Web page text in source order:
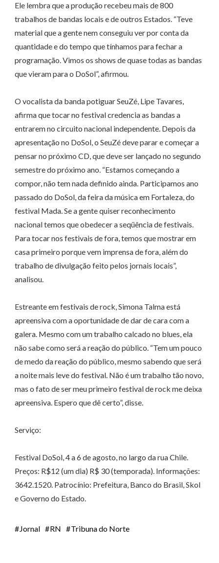
Ele lembra que a produção recebeu mais de 800
trabalhos de bandas locais e de outros Estados. “Teve
material que a gente nem conseguiu ver por conta da
quantidade e do tempo que tínhamos para fechar a
programação. Vimos os shows de quase todas as bandas
que vieram para o DoSol”, afirmou.
O vocalista da banda potiguar SeuZé, Lipe Tavares,
afirma que tocar no festival credencia as bandas a
entrarem no circuito nacional independente. Depois da
apresentação no DoSol, o SeuZé deve parar e começar a
pensar no próximo CD, que deve ser lançado no segundo
semestre do próximo ano. “Estamos começando a
compor, não tem nada definido ainda. Participamos ano
passado do DoSol, da feira da música em Fortaleza, do
festival Mada. Se a gente quiser reconhecimento
nacional temos que obedecer a seqüência de festivais.
Para tocar nos festivais de fora, temos que mostrar em
casa primeiro porque vem imprensa de fora, além do
trabalho de divulgação feito pelos jornais locais”,
analisou.
Estreante em festivais de rock, Simona Talma está
apreensiva com a oportunidade de dar de cara com a
galera. Mesmo com um trabalho calcado no blues, ela
não sabe como será a reação do público. “Tem um pouco
de medo da reação do público, mesmo sabendo que será
a noite mais leve do festival. Não é um trabalho tão novo,
mas o fato de ser meu primeiro festival de rock me deixa
apreensiva. Espero que dê certo”, disse.
Serviço:
Festival DoSol, 4 a 6 de agosto, no largo da rua Chile.
Preços: R$12 (um dia) R$ 30 (temporada). Informações:
3642.1520. Patrocínio: Prefeitura, Banco do Brasil, Skol
e Governo do Estado.
Jornal RN Tribuna do Norte